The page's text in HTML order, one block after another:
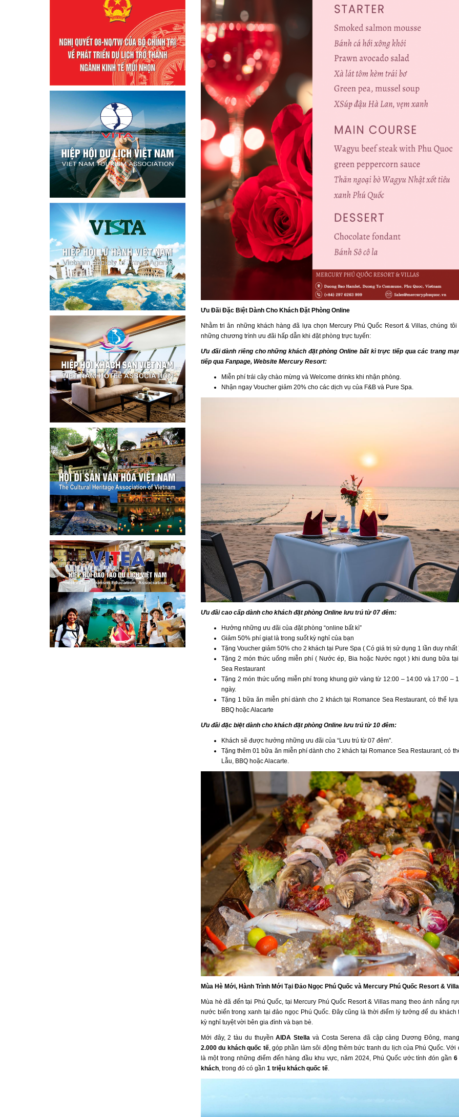
Ưu Đãi Đặc Biệt Dành Cho Khách Đặt Phòng Online
Nhằm tri ân những khách hàng đã lựa chọn Mercury Phú Quốc Resort & Villas, chúng tôi
những chương trình ưu đãi hấp dẫn khi đặt phòng trực tuyến:
Ưu đãi dành riêng cho những khách đặt phòng Online bất kì trực tiếp qua các trang
tiếp qua Fanpage, Website Mercury Resort:
Miễn phí trái cây chào mừng và Welcome drinks khi nhận phòng.
Nhận ngay Voucher giảm 20% cho các dịch vụ của F&B và Pure Spa.
Ưu đãi cao cấp dành cho khách đặt phòng Online lưu trú từ 07 đêm:
Hưởng những ưu đãi của đặt phòng “online bất kì”
Giảm 50% phí giạt là trong suốt kỳ nghỉ của bạn
Tặng Voucher giảm 50% cho 2 khách tại Pure Spa ( Có giá trị sử dụng 1 lần duy nhất
Tặng 2 món thức uống miễn phí ( Nước ép, Bia hoặc Nước ngọt ) khi dung bữa
Sea Restaurant
Tặng 2 món thức uống miễn phí trong khung giờ vàng từ 12:00 – 14:00 và 17:00 –
ngày.
Tặng 1 bữa ăn miễn phí dành cho 2 khách tại Romance Sea Restaurant, có thể
BBQ hoặc Alacarte
Ưu đãi đặc biệt dành cho khách đặt phòng Online lưu trú từ 10 đêm:
Khách sẽ được hưởng những ưu đãi của “Lưu trú từ 07 đêm”.
Tặng thêm 01 bữa ăn miễn phí dành cho 2 khách tại Romance Sea Restaurant, có
Lẫu, BBQ hoặc Alacarte.
Mùa Hè Mới, Hành Trình Mới Tại Đảo Ngọc Phú Quốc và Mercury Phú Quốc Resort &
Mùa hè đã đến tại Phú Quốc, tại Mercury Phú Quốc Resort & Villas mang theo ánh nắng
nước biển trong xanh tại đảo ngọc Phú Quốc. Đây cũng là thời điểm lý tưởng để du khách
kỳ nghỉ tuyệt vời bên gia đình và bạn bè.
Mới đây, 2 tàu du thuyềnAIDA Stella và Costa Serena đã cập cảng Dương Đông,
2.000 du khách quốc tế, góp phần làm sôi động thêm bức tranh du lịch của Phú Quốc. Với
là một trong những điểm đến hàng đầu khu vực, năm 2024, Phú Quốc ước tính đón gần
khách, trong đó có gần 1 triệu khách quốc tế.